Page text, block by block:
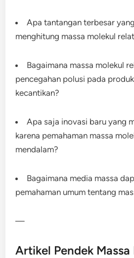
Apa tantangan terbesar
menghitung massa molekul
Bagaimana massa molekul
pencegahan polusi pada
kecantikan?
Apa saja inovasi baru yang
karena pemahaman massa
mendalam?
Bagaimana media massa
pemahaman umum tentang
—
Artikel Pendek Massa